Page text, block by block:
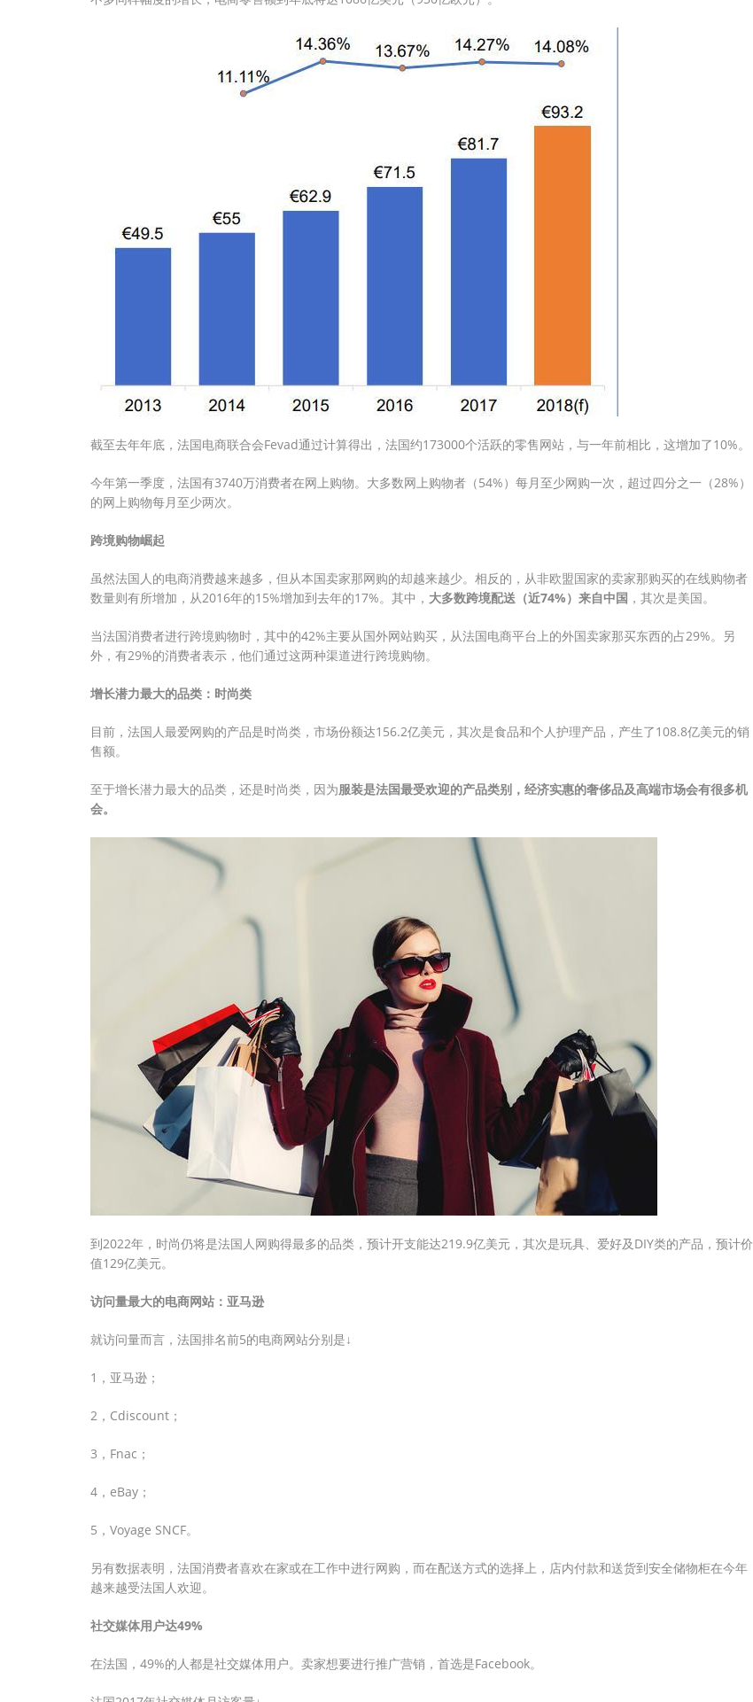
截至去年年底，法国电商联合会Fevad通过计算得出，法国约173000个活跃的零售网站，与一年前相比，这增加了10%。
今年第一季度，法国有3740万消费者在网上购物。大多数网上购物者（54%）每月至少网购一次，超过四分之一（28%）
的网上购物每月至少两次。
跨境购物崛起
虽然法国人的电商消费越来越多，但从本国卖家那网购的却越来越少。相反的，从非欧盟国家的卖家那购买的在线购物者
数量则有所增加，从2016年的15%增加到去年的17%。其中， 大多数跨境配送（近74%）来自中国 ，其次是美国。
当法国消费者进行跨境购物时，其中的42%主要从国外网站购买，从法国电商平台上的外国卖家那买东西的占29%。另
外，有29%的消费者表示，他们通过这两种渠道进行跨境购物。
增长潜力最大的品类：时尚类
目前，法国人最爱网购的产品是时尚类，市场份额达156.2亿美元，其次是食品和个人护理产品，产生了108.8亿美元的销
售额。
至于增长潜力最大的品类，还是时尚类，因为服装是法国最受欢迎的产品类别，经济实惠的奢侈品及高端市场会有很多机
会。
到2022年，时尚仍将是法国人网购得最多的品类，预计开支能达219.9亿美元，其次是玩具、爱好及DIY类的产品，预计价
值129亿美元。
访问量最大的电商网站：亚马逊
就访问量而言，法国排名前5的电商网站分别是↓
1，亚马逊；
2，Cdiscount；
3，Fnac；
4，eBay；
5，Voyage SNCF。
另有数据表明，法国消费者喜欢在家或在工作中进行网购，而在配送方式的选择上，店内付款和送货到安全储物柜在今年
越来越受法国人欢迎。
社交媒体用户达49%
在法国，49%的人都是社交媒体用户。卖家想要进行推广营销，首选是Facebook。